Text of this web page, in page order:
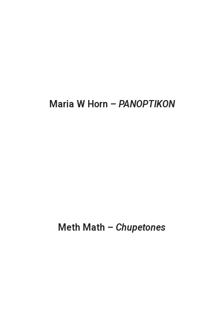
Maria W Horn – PANOPTIKON
Meth Math – Chupetones